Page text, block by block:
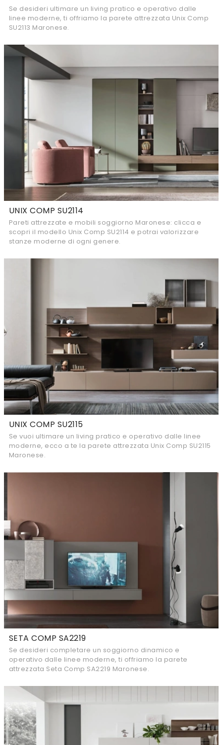
Se desideri ultimare un living pratico e operativo dalle
linee moderne, ti offriamo la parete attrezzata Unix Comp
SU2113 Maronese.
UNIX COMP SU2114
Pareti attrezzate e mobili soggiorno Maronese: clicca e
scopri il modello Unix Comp SU2114 e potrai valorizzare
stanze moderne di ogni genere.
UNIX COMP SU2115
Se vuoi ultimare un living pratico e operativo dalle linee
moderne, ecco a te la parete attrezzata Unix Comp SU2115
Maronese.
SETA COMP SA2219
Se desideri completare un soggiorno dinamico e
operativo dalle linee moderne, ti offriamo la parete
attrezzata Seta Comp SA2219 Maronese.